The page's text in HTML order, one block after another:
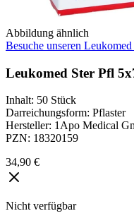
Abbildung ähnlich
Besuche unseren
Leukomed Ster Pfl
Inhalt: 50 Stück
Darreichungsform: Pflaster
Hersteller: 1Apo Medical
PZN: 18320159
34,90 €
Nicht verfügbar